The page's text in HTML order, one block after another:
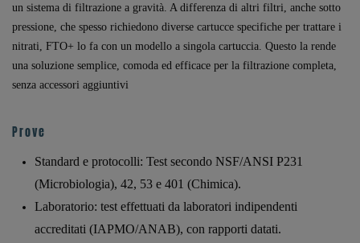
un sistema di filtrazione a gravità. A differenza di altri filtri, anche sotto
pressione, che spesso richiedono diverse cartucce specifiche per trattare i
nitrati, FTO+ lo fa con un modello a singola cartuccia. Questo la rende
una soluzione semplice, comoda ed efficace per la filtrazione completa,
senza accessori aggiuntivi
Prove
Standard e protocolli: Test secondo NSF/ANSI P231
(Microbiologia), 42, 53 e 401 (Chimica).
Laboratorio: test effettuati da laboratori indipendenti
accreditati (IAPMO/ANAB), con rapporti datati.